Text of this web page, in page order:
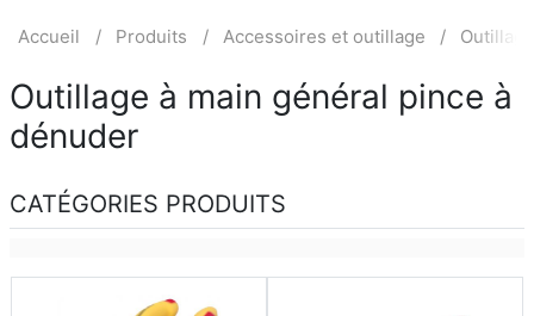
Accueil Produits Accessoires et outillage
Outillage à main général pince à
dénuder
CATÉGORIES PRODUITS